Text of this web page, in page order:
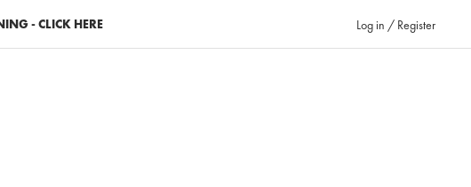
- CLICK HERE Log in / Register